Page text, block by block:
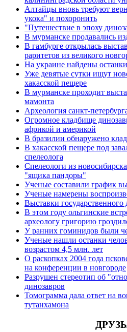
Алтайцы вновь требуют
укока" и похоронить
"Путешествие в эпоху
В мурманске продавались
В гамбурге открылась
раритетов из великого
На украине найдены
Уже девятые сутки ищут
хакасской пещере
В мурманске проходит
мамонта
Археология санкт-
Огромное кладбище
африкой и америкой
В бразилии обнаружено
В хакасской пещере под
спелеолога
Спелеологи из
"ящика пандоры"
Ученые составили график
Ученые намерены
Выставки государственного
В этом году ольгинские
археологу григорию
У ранних гоминидов были
Ученые нашли останки
возрастом 4,5 млн. лет
О раскопках 2004 года
на конференции в новгороде
Разрушен стереотип об
динозавров
Томограмма дала ответ на
тутанхамона